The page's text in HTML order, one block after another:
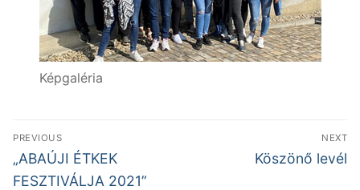
Képgaléria
Bejegyzés
navigáció
PREVIOUS
Previous
post:
„ABAÚJI ÉTKEK
FESZTIVÁLJA 2021”
NEXT
Next
Köszönő levél